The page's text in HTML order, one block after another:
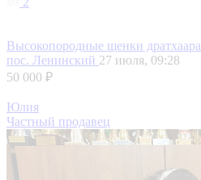
Высокопородные щенки дратхаара
пос. Ленинский 27 июля, 09:28
50 000 ₽
Юлия
Частный продавец